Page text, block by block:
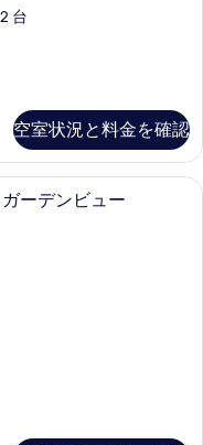
台
空室状況と料金を確認
ア スイート キングベッド 1
ーデンビュー